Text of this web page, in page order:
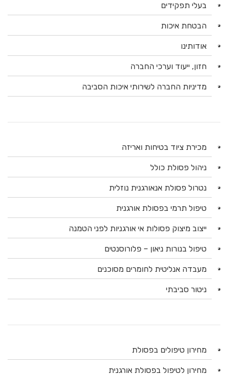
בעלי תפקידים
הבטחת איכות
אודותינו
חזון, ייעוד וערכי החברה
מדיניות החברה לשירותי איכות הסביבה
מכירת ציוד בטיחות ואריזה
ניהול פסולת כולל
נטרול פסולת אנאורגנית נוזלית
טיפול תרמי בפסולת אורגנית
ייצוב מיצוק פסולות אי אורגניות לפני הטמנה
טיפול בנורות ניאון – פלורוסנטים
מעבדה אנליטית לחומרים מסוכנים
ניטור סביבתי
מחירון טיפולים בפסולת
מחירון לטיפול בפסולת אורגנית